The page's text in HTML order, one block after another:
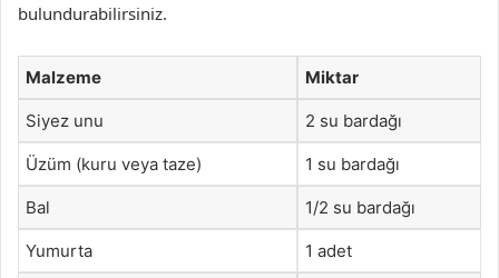
bulundurabilirsiniz.
Malzeme Miktar
Siyez unu 2 su bardağı
Üzüm (kuru veya taze) 1 su bardağı
Bal 1/2 su bardağı
Yumurta 1 adet